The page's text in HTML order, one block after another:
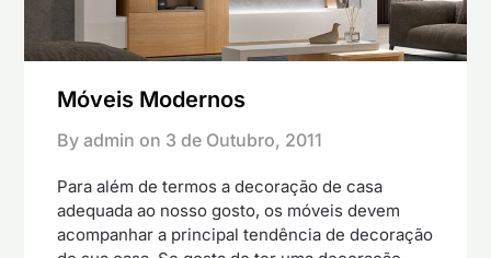
Móveis Modernos
By admin on 3 de Outubro, 2011
Para além de termos a decoração de casa
adequada ao nosso gosto, os móveis devem
acompanhar a principal tendência de decoração